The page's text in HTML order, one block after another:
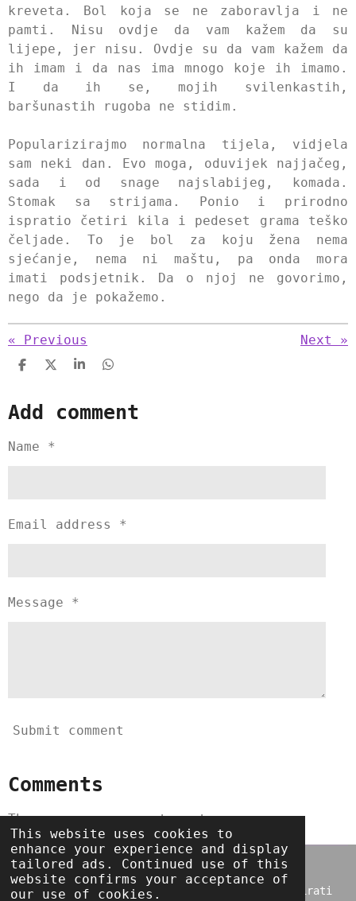
This website uses cookies to
enhance your experience and display
tailored ads. Continued use of this
website confirms your acceptance of
our use of cookies.
kreveta. Bol koja se ne zaboravlja i ne
pamti. Nisu ovdje da vam kažem da su
lijepe, jer nisu. Ovdje su da vam kažem da
ih imam i da nas ima mnogo koje ih imamo.
I da ih se, mojih svilenkastih,
baršunastih rugoba ne stidim.
Popularizirajmo normalna tijela, vidjela
sam neki dan. Evo moga, oduvijek najjačeg,
sada i od snage najslabijeg, komada.
Stomak sa strijama. Ponio i prirodno
ispratio četiri kila i pedeset grama teško
čeljade. To je bol za koju žena nema
sjećanje, nema ni maštu, pa onda mora
imati podsjetnik. Da o njoj ne govorimo,
nego da je pokažemo.
« Previous Next »
S
r
e
S
S
r
e
S
r
e
Add comment
Name *
Email address *
Message *
Submit comment
Comments
There are no comments yet.
Svi tekstovi i sve pjesme na blogu autorsko su
vlašnistvo te ih je zabranjeno prenositi i kopirati